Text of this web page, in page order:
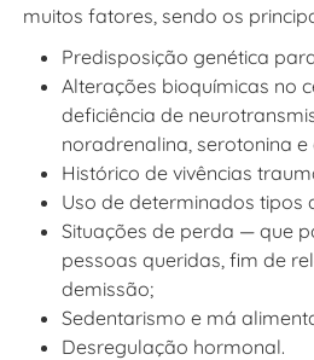
muitos fatores, sendo os
Predisposição genética
Alterações bioquímicas no
deficiência de
noradrenalina, serotonina
Histórico de vivências
Uso de determinados tipos
Situações de perda — que
pessoas queridas, fim de
demissão;
Sedentarismo e má
Desregulação hormonal.